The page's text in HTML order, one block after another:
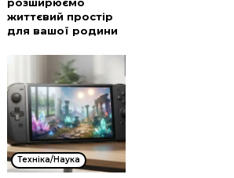
життєвий простір
для вашої родини
Техніка/Наука